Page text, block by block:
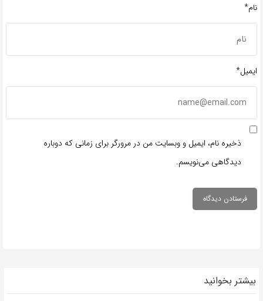
نام*
ایمیل*
ذخیره نام، ایمیل و وبسایت من در مرورگر برای زمانی که دوباره
دیدگاهی می‌نویسم.
بیشتر بخوانید